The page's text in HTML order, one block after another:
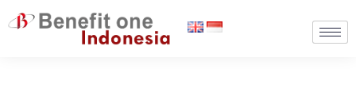
Lewati
ke